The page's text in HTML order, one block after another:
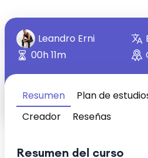
Leandro Erni
00h 11m
Resumen Plan de
Creador
Reseñas
Resumen del curso